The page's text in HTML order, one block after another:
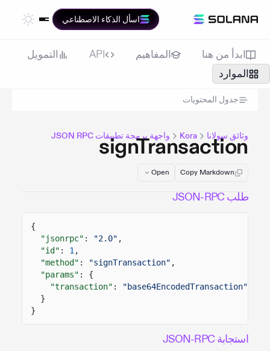
اسأل الذكاء الاصطناعي
ابدأ من هنا المفاهيم API
التمويل
الموارد
جدول المحتويات
وثائق سولانا Kora واجهة برمجة تطبيقات JSON RPC
signTransaction
Copy Markdown
Open
طلب JSON-RPC
{
"jsonrpc" : "2.0" ,
"id" : 1 ,
"method" : "signTransaction" ,
"params" : {
"transaction" :
"base64EncodedTransaction"
}
}
استجابة JSON-RPC